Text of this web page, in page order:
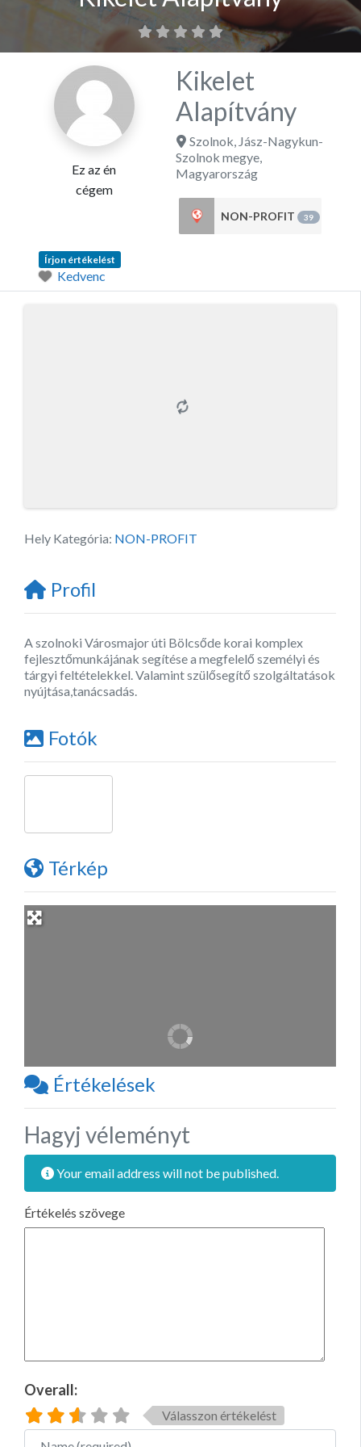
Ez az én
cégem
Kikelet
Alapítvány
Szolnok, Jász-Nagykun-
Szolnok megye,
Magyarország
NON-PROFIT 39
Írjon értékelést
Kedvenc
Hely Kategória: NON-PROFIT
Profil
A szolnoki Városmajor úti Bölcsőde korai komplex
fejlesztőmunkájának segítése a megfelelő személyi és
tárgyi feltételekkel. Valamint szülősegítő szolgáltatások
nyújtása,tanácsadás.
Fotók
Térkép
Értékelések
Hagyj véleményt
Your email address will not be published.
Értékelés szövege
Overall:
Válasszon értékelést
Name